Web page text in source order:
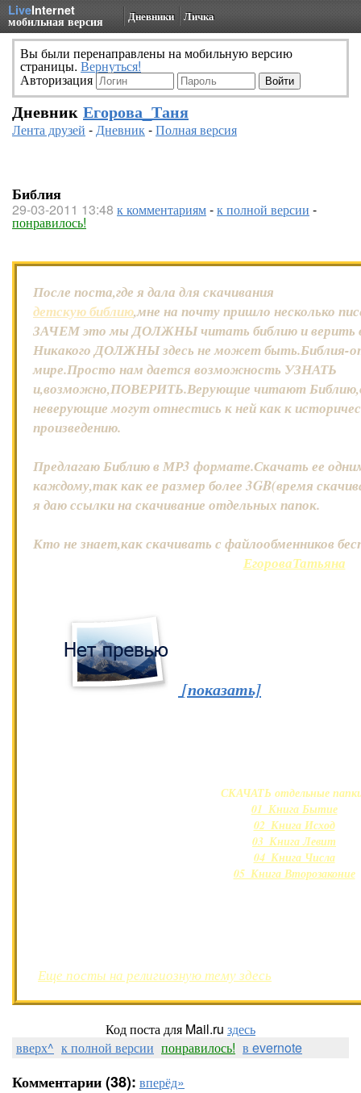
LiveInternet
мобильная версия Дневники Личка
Вы были перенаправлены на мобильную версию
страницы. Вернуться!
Авторизация
Дневник Егорова_Таня
Лента друзей -Дневник-Полная версия
Библия
29-03-2011 13:48 к комментариям-к полной версии -
понравилось!
После поста,где я дала для скачивания
детскую библию,мне на почту пришло несколько
ЗАЧЕМ это мы ДОЛЖНЫ читать библию и верить
Никакого ДОЛЖНЫ здесь не может быть.Библия-
мире.Просто нам дается возможность УЗНАТЬ
и,возможно,ПОВЕРИТЬ.Верующие читают
неверующие могут отнестись к ней как к
произведению.
Предлагаю Библию в МР3 формате.Скачать ее
каждому,так как ее размер более 3GB(время
я даю ссылки на скачивание отдельных папок.
Кто не знает,как скачивать с файлообменников
ЕгороваТатьяна
[показать]
СКАЧАТЬ отдельные
01_Книга Бытие
02_Книга Исход
03_Книга Левит
04_Книга Числа
05_Книга Второзаконие
11_1Третья книга Царств
12_2Четвёртая книга
13_1Первая книга
16_Неемия
Еще посты на религиозную тему здесь
Код поста для Mail.ru здесь
вверх^ к полной версии понравилось! в evernote
Комментарии (38): вперёд»